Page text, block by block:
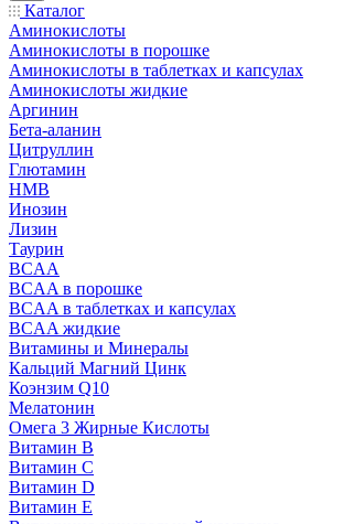
Каталог
Аминокислоты
Аминокислоты в порошке
Аминокислоты в таблетках и капсулах
Аминокислоты жидкие
Аргинин
Бета-аланин
Цитруллин
Глютамин
HMB
Инозин
Лизин
Таурин
BCAA
BCAA в порошке
BCAA в таблетках и капсулах
BCAA жидкие
Витамины и Минералы
Кальций Магний Цинк
Коэнзим Q10
Мелатонин
Омега 3 Жирные Кислоты
Витамин B
Витамин C
Витамин D
Витамин E